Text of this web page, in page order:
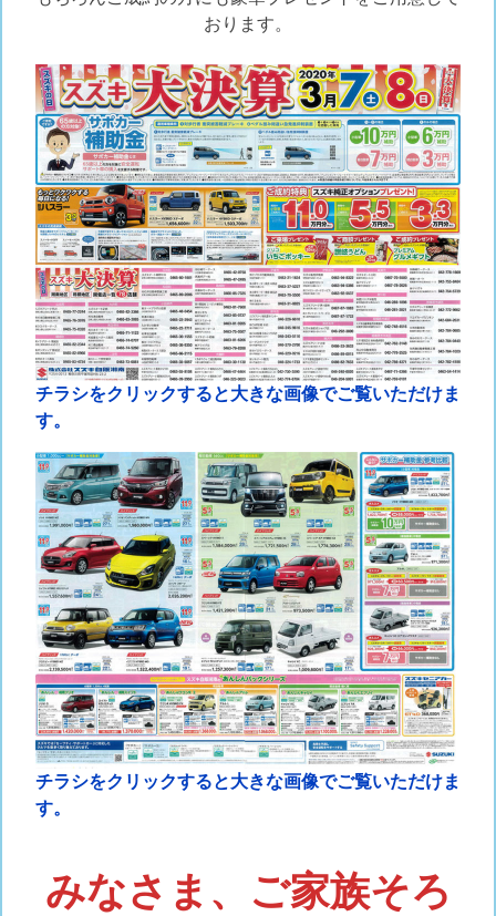
おります。
チラシをクリックすると大きな画像でご覧いただけま
す。
チラシをクリックすると大きな画像でご覧いただけま
す。
みなさま、ご家族そろ